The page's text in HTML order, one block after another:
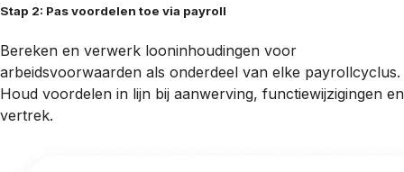
Stap 2: Pas voordelen toe via payroll
Bereken en verwerk looninhoudingen voor
arbeidsvoorwaarden als onderdeel van elke payrollcyclus.
Houd voordelen in lijn bij aanwerving, functiewijzigingen en
vertrek.